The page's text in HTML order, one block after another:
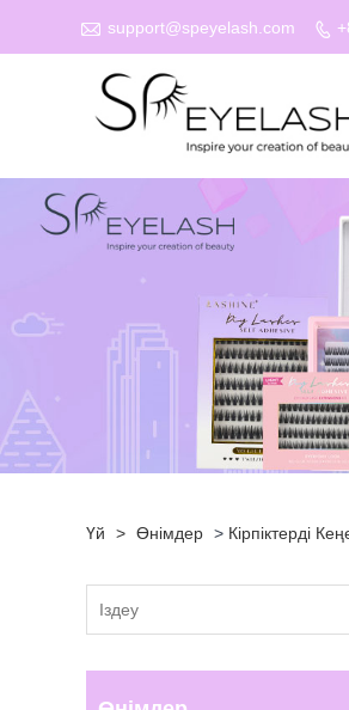
 support@speyelash.com 
Үй > Өнімдер > Кірпіктерді